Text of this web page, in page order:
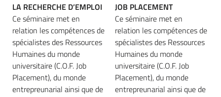
LA RECHERCHE D’EMPLOI
Ce séminaire met en
relation les compétences de
spécialistes des Ressources
Humaines du monde
universitaire (C.O.F. Job
Placement), du monde
entrepreunarial ainsi que de
JOB PLACEMENT
Ce séminaire met en
relation les compétences de
spécialistes des Ressources
Humaines du monde
universitaire (C.O.F. Job
Placement), du monde
entrepreunarial ainsi que de